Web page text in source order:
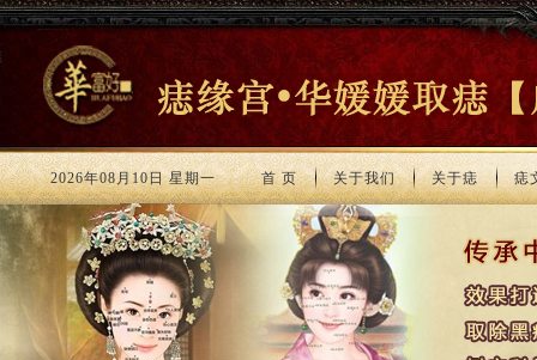
2026年08月10日 星期一 首 页 关于我们 关于痣 痣